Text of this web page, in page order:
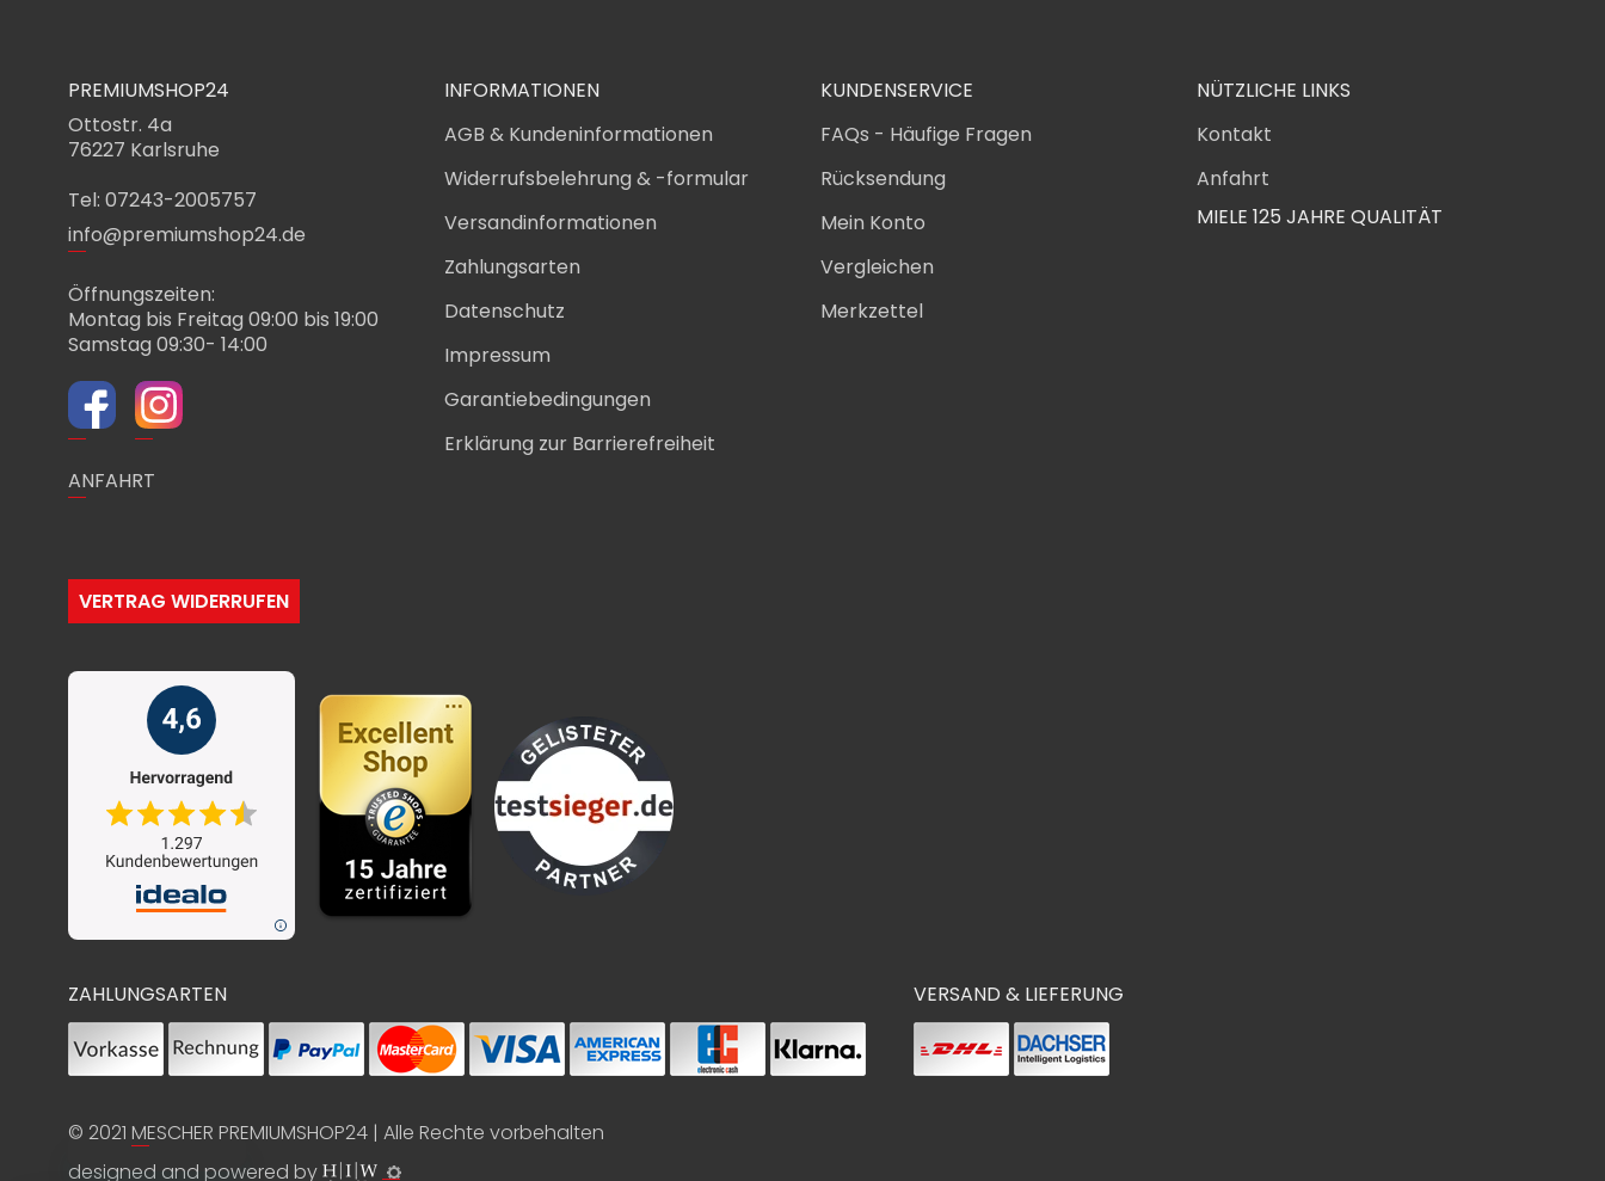
PREMIUMSHOP24
Ottostr. 4a
76227 Karlsruhe
Tel: 07243-2005757
info@premiumshop24.de
Öffnungszeiten:
Montag bis Freitag 09:00 bis 19:00
Samstag 09:30- 14:00
ANFAHRT
INFORMATIONEN
AGB & Kundeninformationen
Widerrufsbelehrung & -formular
Versandinformationen
Zahlungsarten
Datenschutz
Impressum
Garantiebedingungen
Erklärung zur Barrierefreiheit
KUNDENSERVICE
FAQs - Häufige Fragen
Rücksendung
Mein Konto
Vergleichen
Merkzettel
NÜTZLICHE LINKS
Kontakt
Anfahrt
MIELE 125 JAHRE QUALITÄT
VERTRAG WIDERRUFEN
ZAHLUNGSARTEN VERSAND & LIEFERUNG
© 2021 MESCHER PREMIUMSHOP24 | Alle Rechte vorbehalten
designed and powered by